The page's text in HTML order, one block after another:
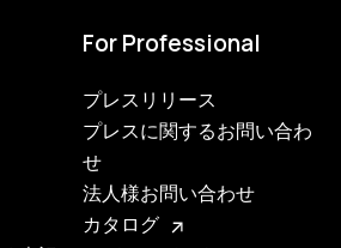
For Professional
プレスリリース
プレスに関するお問い合わ
せ
法人様お問い合わせ
カタログ